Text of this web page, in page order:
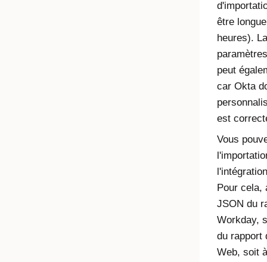
être
heures).
peut
car Okta
est
Vous
Pour cela,
JSON du
Workday,
du rapport
Web, soit